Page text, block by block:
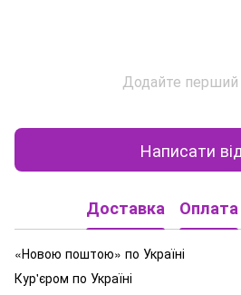
Додайте перший
Написати
Доставка Оплата
«Новою поштою» по Україні
Кур'єром по Україні